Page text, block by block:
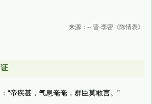
来源：-- 晋·李密《陈情表》
：“帝疾甚，气息奄奄，群臣莫敢言。”